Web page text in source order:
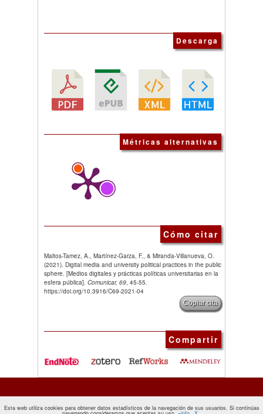
Descarga
Métricas alternativas
Cómo citar
Maltos-Tamez, A., Martínez-Garza, F., & Miranda-Villanueva, O.
(2021). Digital media and university political practices in the public
sphere. [Medios digitales y prácticas políticas universitarias en la
esfera pública]. Comunicar, 69, 45-55.
https://doi.org/10.3916/C69-2021-04
Copiar cita
Compartir
Esta web utiliza cookies para obtener datos estadísticos de la navegación de sus usuarios. Si continúas